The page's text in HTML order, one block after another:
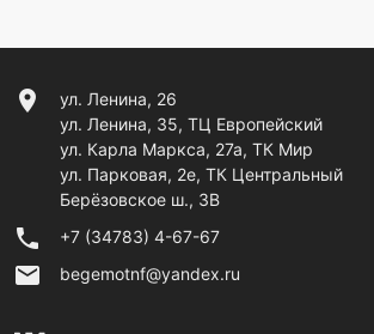
location_on
ул. Ленина, 26
ул. Ленина, 35, ТЦ Европейский
ул. Карла Маркса, 27а, ТК Мир
ул. Парковая, 2е, ТК Центральный
Берёзовское ш., 3В
phone +7 (34783) 4-67-67
email begemotnf@yandex.ru